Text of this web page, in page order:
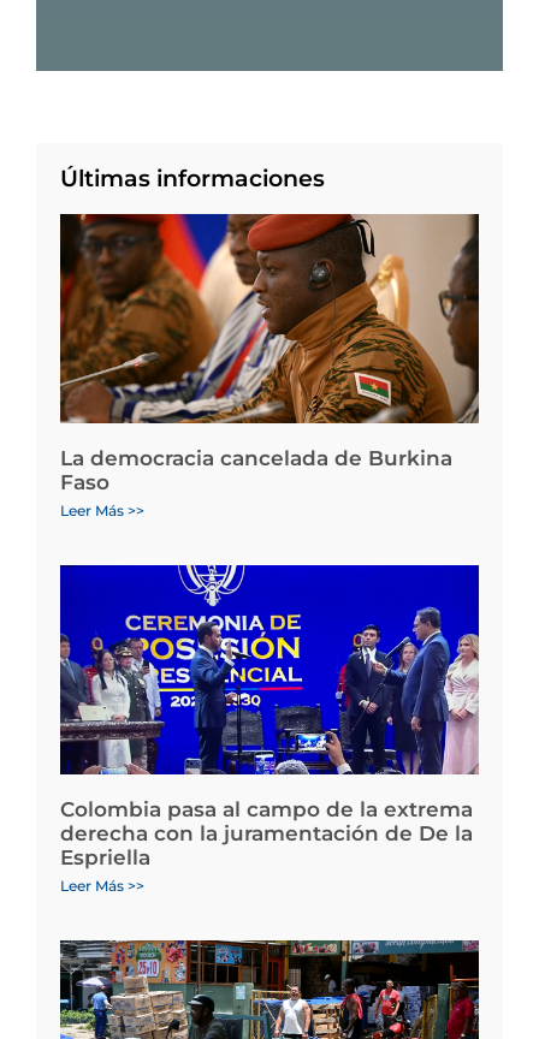
Últimas informaciones
La democracia cancelada de Burkina
Faso
Leer Más >>
Colombia pasa al campo de la extrema
derecha con la juramentación de De la
Espriella
Leer Más >>